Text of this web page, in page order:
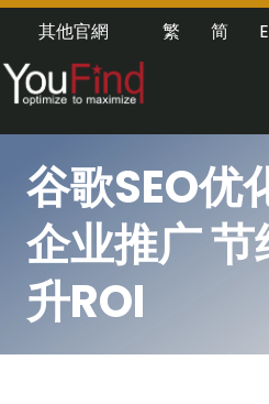
其他官網 简
繁
谷歌SEO优
企业推广
升ROI